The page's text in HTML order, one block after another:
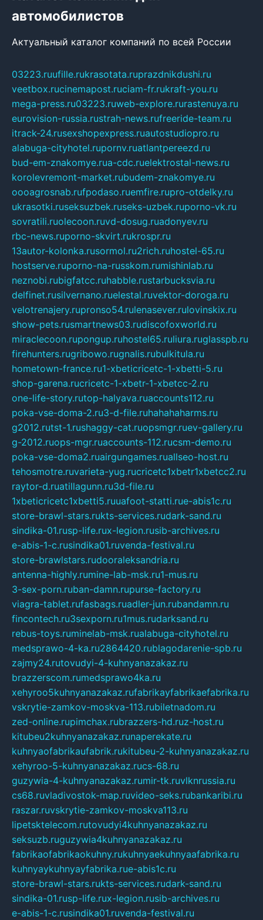
автомобилистов
Актуальный каталог компаний по всей России
03223.ruufille.rukrasotata.ruprazdnikdushi.ru
veetbox.rucinemapost.ruciam-fr.rukraft-you.ru
mega-press.ru03223.ruweb-explore.rurastenuya.ru
eurovision-russia.rustrah-news.rufreeride-team.ru
itrack-24.rusexshopexpress.ruautostudiopro.ru
alabuga-cityhotel.rupornv.ruatlantpereezd.ru
bud-em-znakomye.rua-cdc.ruelektrostal-news.ru
korolevremont-market.rubudem-znakomye.ru
oooagrosnab.rufpodaso.ruemfire.rupro-otdelky.ru
ukrasotki.ruseksuzbek.ruseks-uzbek.ruporno-vk.ru
sovratili.ruolecoon.ruvd-dosug.ruadonyev.ru
rbc-news.ruporno-skvirt.rukrospr.ru
13autor-kolonka.rusormol.ru2rich.ruhostel-65.ru
hostserve.ruporno-na-russkom.rumishinlab.ru
neznobi.rubigfatcc.ruhabble.rustarbucksvia.ru
delfinet.rusilvernano.ruelestal.ruvektor-doroga.ru
velotrenajery.rupronso54.rulenasever.rulovinskix.ru
show-pets.rusmartnews03.rudiscofoxworld.ru
miraclecoon.rupongup.ruhostel65.ruliura.ruglasspb.ru
firehunters.rugribowo.rugnalis.rubulkitula.ru
hometown-france.ru1-xbeticricetc-1-xbetti-5.ru
shop-garena.rucricetc-1-xbetr-1-xbetcc-2.ru
one-life-story.rutop-halyava.ruaccounts112.ru
poka-vse-doma-2.ru3-d-file.ruhahahaharms.ru
g2012.rutst-1.rushaggy-cat.ruopsmgr.ruev-gallery.ru
g-2012.ruops-mgr.ruaccounts-112.rucsm-demo.ru
poka-vse-doma2.ruairgungames.ruallseo-host.ru
tehosmotre.ruvarieta-yug.rucricetc1xbetr1xbetcc2.ru
raytor-d.ruatillagunn.ru3d-file.ru
1xbeticricetc1xbetti5.ruuafoot-statti.rue-abis1c.ru
store-brawl-stars.rukts-services.rudark-sand.ru
sindika-01.rusp-life.rux-legion.rusib-archives.ru
e-abis-1-c.rusindika01.ruvenda-festival.ru
store-brawlstars.rudooraleksandria.ru
antenna-highly.rumine-lab-msk.ru1-mus.ru
3-sex-porn.ruban-damn.rupurse-factory.ru
viagra-tablet.rufasbags.ruadler-jun.rubandamn.ru
fincontech.ru3sexporn.ru1mus.rudarksand.ru
rebus-toys.ruminelab-msk.rualabuga-cityhotel.ru
medsprawo-4-ka.ru2864420.rublagodarenie-spb.ru
zajmy24.rutovudyi-4-kuhnyanazakaz.ru
brazzerscom.rumedsprawo4ka.ru
xehyroo5kuhnyanazakaz.rufabrikayfabrikaefabrika.ru
vskrytie-zamkov-moskva-113.rubiletnadom.ru
zed-online.rupimchax.rubrazzers-hd.ruz-host.ru
kitubeu2kuhnyanazakaz.runaperekate.ru
kuhnyaofabrikaufabrik.rukitubeu-2-kuhnyanazakaz.ru
xehyroo-5-kuhnyanazakaz.rucs-68.ru
guzywia-4-kuhnyanazakaz.rumir-tk.ruvlknrussia.ru
cs68.ruvladivostok-map.ruvideo-seks.rubankaribi.ru
raszar.ruvskrytie-zamkov-moskva113.ru
lipetsktelecom.rutovudyi4kuhnyanazakaz.ru
seksuzb.ruguzywia4kuhnyanazakaz.ru
fabrikaofabrikaokuhny.rukuhnyaekuhnyaafabrika.ru
kuhnyaykuhnyayfabrika.rue-abis1c.ru
store-brawl-stars.rukts-services.rudark-sand.ru
sindika-01.rusp-life.rux-legion.rusib-archives.ru
e-abis-1-c.rusindika01.ruvenda-festival.ru